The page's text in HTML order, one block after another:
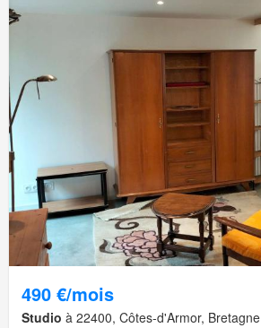
490 €/mois
Studio à 22400, Côtes-d'Armor, Bretagne